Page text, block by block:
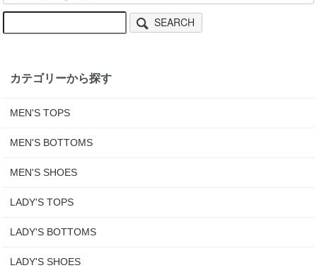
SEARCH
カテゴリーから探す
MEN'S TOPS
MEN'S BOTTOMS
MEN'S SHOES
LADY'S TOPS
LADY'S BOTTOMS
LADY'S SHOES